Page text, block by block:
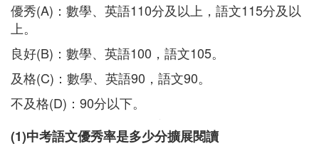
優秀(A)：數學、英語110分及以上，語文115分及以
上。
良好(B)：數學、英語100，語文105。
及格(C)：數學、英語90，語文90。
不及格(D)：90分以下。
(1)中考語文優秀率是多少分擴展閱讀